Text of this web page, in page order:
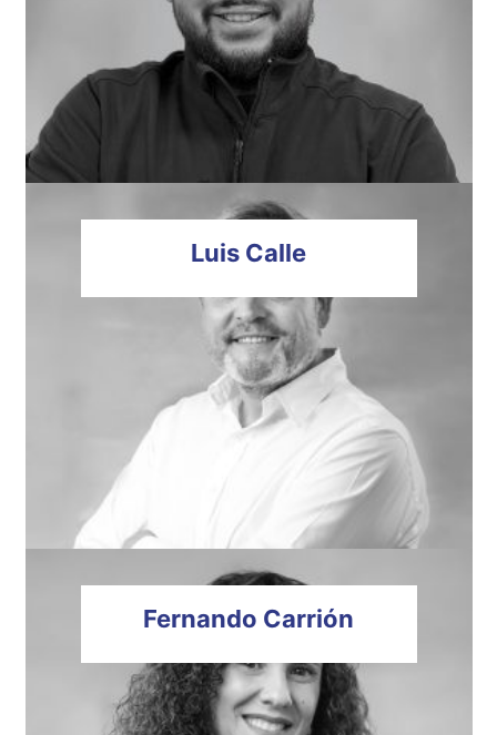
Luis Calle
Fernando Carrión